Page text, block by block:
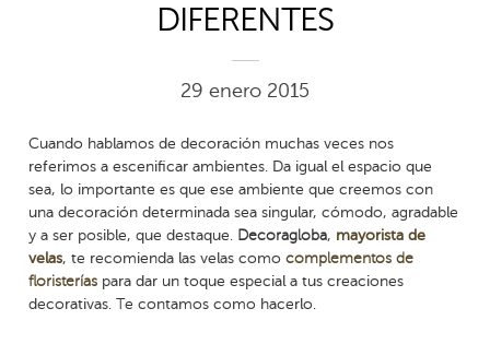
DIFERENTES
29 enero 2015
Cuando hablamos de decoración muchas veces nos
referimos a escenificar ambientes. Da igual el espacio que
sea, lo importante es que ese ambiente que creemos con
una decoración determinada sea singular, cómodo, agradable
y a ser posible, que destaque. Decoragloba, mayorista de
velas, te recomienda las velas comocomplementos de
floristerías para dar un toque especial a tus creaciones
decorativas. Te contamos como hacerlo.